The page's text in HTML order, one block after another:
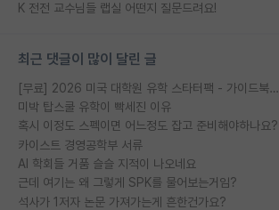
K 전전 교수님들 랩실 어떤지 질문드려요!
최근 댓글이 많이 달린 글
[무료] 2026 미국 대학원 유학 스타터팩 - 가이드북 & 합격자 컨택메일 템플릿
미박 탑스쿨 유학이 빡세진 이유
혹시 이정도 스펙이면 어느정도 잡고 준비해야하나요?
카이스트 경영공학부 서류
AI 학회들 거품 슬슬 지적이 나오네요
근데 여기는 왜 그렇게 SPK를 물어보는거임?
석사가 1저자 논문 가져가는게 흔한건가요?